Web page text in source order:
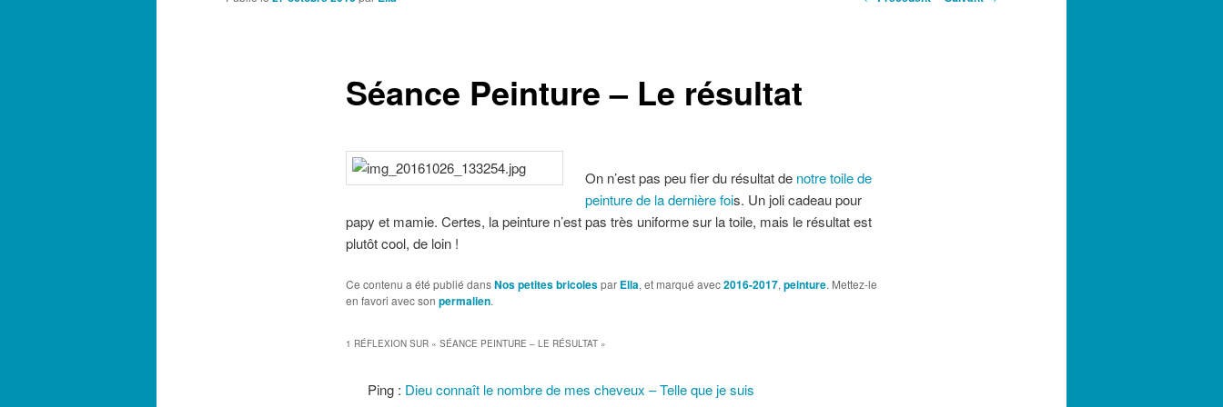
Séance Peinture – Le résultat
On n’est pas peu fier du résultat de notre toile de
peinture de la dernière fois. Un joli cadeau pour
papy et mamie. Certes, la peinture n’est pas très uniforme sur la toile, mais le résultat est
plutôt cool, de loin !
Ce contenu a été publié dansNos petites bricolespar Ella, et marqué avec2016-2017,peinture. Mettez-le
en favori avec son permalien.
1 RÉFLEXION SUR « SÉANCE PEINTURE – LE RÉSULTAT»
Ping : Dieu connaît le nombre de mes cheveux – Telle que je suis